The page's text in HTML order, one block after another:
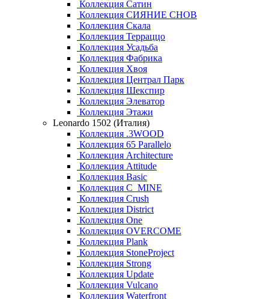
Коллекция Сатин
Коллекция СИЯНИЕ СНОВ
Коллекция Скала
Коллекция Терраццо
Коллекция Усадьба
Коллекция Фабрика
Коллекция Хвоя
Коллекция Централ Парк
Коллекция Шекспир
Коллекция Элеватор
Коллекция Этажи
Leonardo 1502 (Италия)
Коллекция .3WOOD
Коллекция 65 Parallelo
Коллекция Architecture
Коллекция Attitude
Коллекция Basic
Коллекция C_MINE
Коллекция Crush
Коллекция District
Коллекция One
Коллекция OVERCOME
Коллекция Plank
Коллекция StoneProject
Коллекция Strong
Коллекция Update
Коллекция Vulcano
Коллекция Waterfront